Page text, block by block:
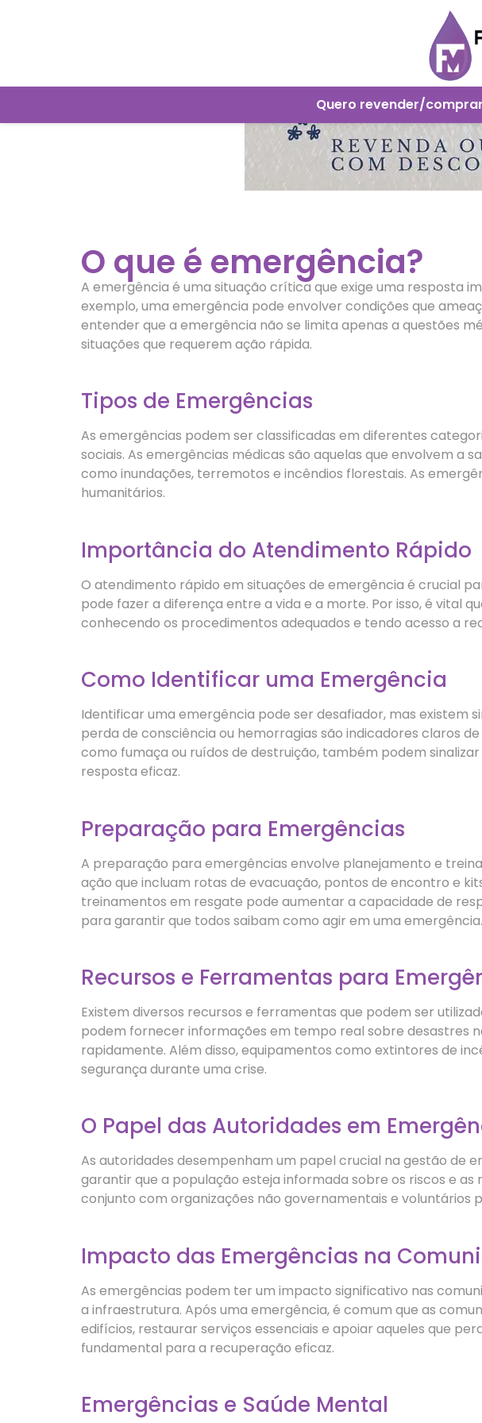
Quero revender/comprar
O que é emergência?
A emergência é uma situação crítica que exige uma resposta
exemplo, uma emergência pode envolver condições que
entender que a emergência não se limita apenas a questões
situações que requerem ação rápida.
Tipos de Emergências
As emergências podem ser classificadas em diferentes
sociais. As emergências médicas são aquelas que envolvem a
como inundações, terremotos e incêndios florestais. As
humanitários.
Importância do Atendimento Rápido
O atendimento rápido em situações de emergência é crucial
pode fazer a diferença entre a vida e a morte. Por isso, é vital
conhecendo os procedimentos adequados e tendo acesso a
Como Identificar uma Emergência
Identificar uma emergência pode ser desafiador, mas existem
perda de consciência ou hemorragias são indicadores claros
como fumaça ou ruídos de destruição, também podem
resposta eficaz.
Preparação para Emergências
A preparação para emergências envolve planejamento e
ação que incluam rotas de evacuação, pontos de encontro e
treinamentos em resgate pode aumentar a capacidade de
para garantir que todos saibam como agir em uma emergência.
Recursos e Ferramentas para
Existem diversos recursos e ferramentas que podem ser
podem fornecer informações em tempo real sobre desastres
rapidamente. Além disso, equipamentos como extintores de
segurança durante uma crise.
O Papel das Autoridades em
As autoridades desempenham um papel crucial na gestão de
garantir que a população esteja informada sobre os riscos e
conjunto com organizações não governamentais e
Impacto das Emergências na
As emergências podem ter um impacto significativo nas
a infraestrutura. Após uma emergência, é comum que as
edifícios, restaurar serviços essenciais e apoiar aqueles que
fundamental para a recuperação eficaz.
Emergências e Saúde Mental